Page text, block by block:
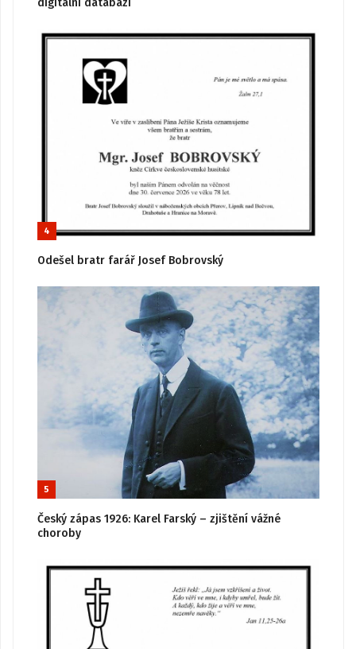
4
Odešel bratr farář Josef Bobrovský
5
Český zápas 1926: Karel Farský – zjištění vážné
choroby